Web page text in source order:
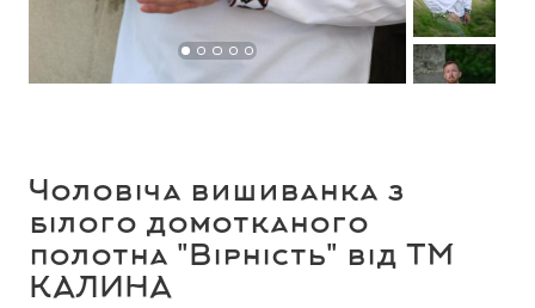
Чоловіча вишиванка з
білого домотканого
полотна "Вірність" від ТМ
КАЛИНА